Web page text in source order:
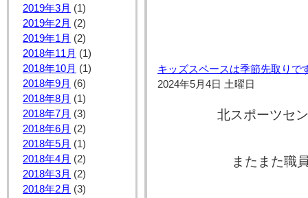
2019年3月 (1)
2019年2月 (2)
2019年1月 (2)
2018年11月 (1)
2018年10月 (1)
2018年9月 (6)
2018年8月 (1)
2018年7月 (3)
2018年6月 (2)
2018年5月 (1)
2018年4月 (2)
2018年3月 (2)
2018年2月 (3)
キッズスペースは季節先取りで
2024年5月4日 土曜日
北スポーツセ
またまた職